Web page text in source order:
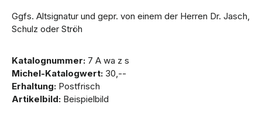
Ggfs. Altsignatur und gepr. von einem der Herren Dr. Jasch,
Schulz oder Ströh
Katalognummer: 7 A wa z s
Michel-Katalogwert: 30,--
Erhaltung: Postfrisch
Artikelbild: Beispielbild